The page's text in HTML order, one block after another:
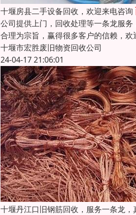
十堰房县二手设备回收，欢迎来电咨询
公司提供上门，回收处理等一条龙服
合理为宗旨，赢得很多客户的信赖，
十堰市宏胜废旧物资回收公司
24-04-17 21:06:01
十堰丹江口旧钢筋回收，服务一条龙，